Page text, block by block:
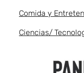
Comida y
Ciencias/